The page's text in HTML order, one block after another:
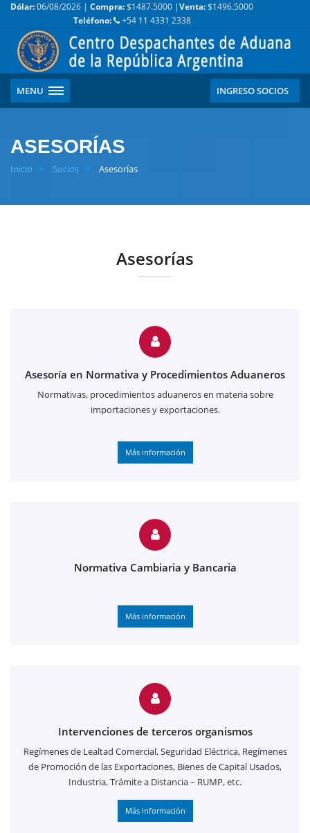
Dólar:06/08/2026 | Compra:$1487.5000 |Venta:$1496.5000
Teléfono:
+54 11 4331 2338
MENU INGRESO SOCIOS
ASESORÍAS
Inicio Socios Asesorías
Asesorías
Asesoría en Normativa y Procedimientos Aduaneros
Normativas, procedimientos aduaneros en materia sobre
importaciones y exportaciones.
Más información
Normativa Cambiaria y Bancaria
Más información
Intervenciones de terceros organismos
Regímenes de Lealtad Comercial, Seguridad Eléctrica, Regímenes
de Promoción de las Exportaciones, Bienes de Capital Usados,
Industria, Trámite a Distancia – RUMP, etc.
Más información